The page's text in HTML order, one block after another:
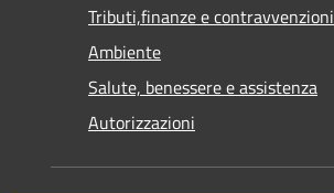
Tributi,finanze e contravvenzioni
Ambiente
Salute, benessere e assistenza
Autorizzazioni